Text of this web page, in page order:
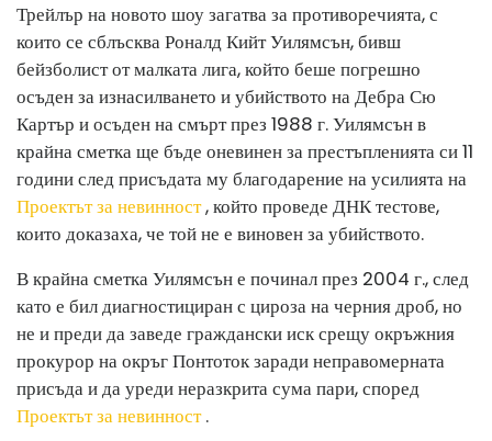
Трейлър на новото шоу загатва за противоречията, с
които се сблъсква Роналд Кийт Уилямсън, бивш
бейзболист от малката лига, който беше погрешно
осъден за изнасилването и убийството на Дебра Сю
Картър и осъден на смърт през 1988 г. Уилямсън в
крайна сметка ще бъде оневинен за престъпленията си 11
години след присъдата му благодарение на усилията на
Проектът за невинност, който проведе ДНК тестове,
които доказаха, че той не е виновен за убийството.
В крайна сметка Уилямсън е починал през 2004 г., след
като е бил диагностициран с цироза на черния дроб, но
не и преди да заведе граждански иск срещу окръжния
прокурор на окръг Понтоток заради неправомерната
присъда и да уреди неразкрита сума пари, според
Проектът за невинност.